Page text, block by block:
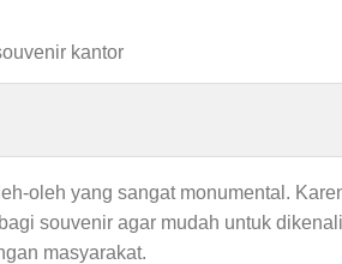
oleh yang sangat monumental.
souvenir agar mudah untuk
masyarakat.